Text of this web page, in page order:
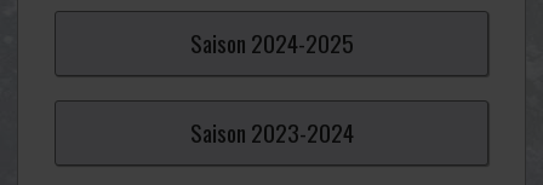
Saison 2024-2025
Saison 2023-2024